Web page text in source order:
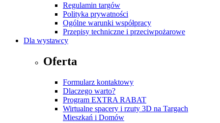
Regulamin targów
Polityka prywatności
Ogólne warunki współpracy
Przepisy techniczne i przeciwpożarowe
Dla wystawcy
Oferta
Formularz kontaktowy
Dlaczego warto?
Program EXTRA RABAT
Wirtualne spacery i rzuty 3D na Targach
Mieszkań i Domów